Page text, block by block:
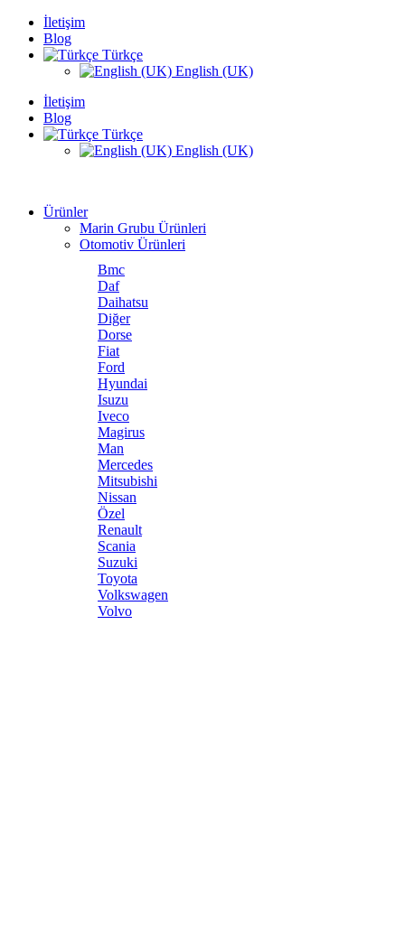
İletişim
Blog
Türkçe
English (UK)
İletişim
Blog
Türkçe
English (UK)
Ürünler
Marin Grubu Ürünleri
Otomotiv Ürünleri
Bmc
Daf
Daihatsu
Diğer
Dorse
Fiat
Ford
Hyundai
Isuzu
Iveco
Magirus
Man
Mercedes
Mitsubishi
Nissan
Özel
Renault
Scania
Suzuki
Toyota
Volkswagen
Volvo